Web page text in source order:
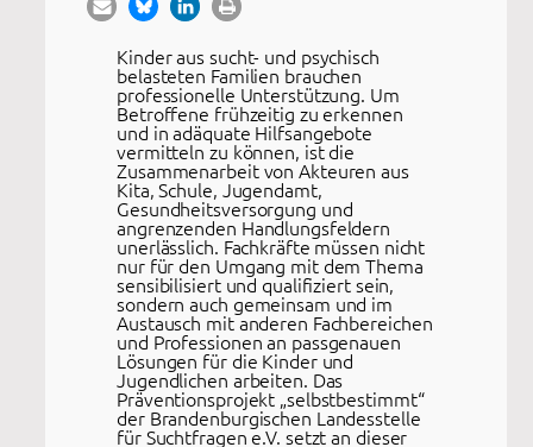
Kinder aus sucht- und psychisch
belasteten Familien brauchen
professionelle Unterstützung. Um
Betroffene frühzeitig zu erkennen
und in adäquate Hilfsangebote
vermitteln zu können, ist die
Zusammenarbeit von Akteuren aus
Kita, Schule, Jugendamt,
Gesundheitsversorgung und
angrenzenden Handlungsfeldern
unerlässlich. Fachkräfte müssen nicht
nur für den Umgang mit dem Thema
sensibilisiert und qualifiziert sein,
sondern auch gemeinsam und im
Austausch mit anderen Fachbereichen
und Professionen an passgenauen
Lösungen für die Kinder und
Jugendlichen arbeiten. Das
Präventionsprojekt „selbstbestimmt“
der Brandenburgischen Landesstelle
für Suchtfragen e.V. setzt an dieser